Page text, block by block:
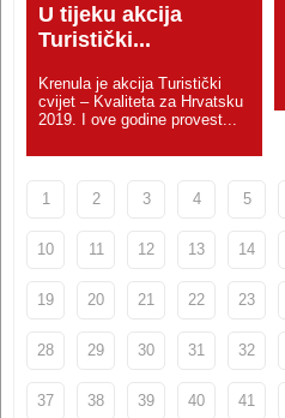
U tijeku akcija
Turistički...
Krenula je akcija Turistički
cvijet – Kvaliteta za Hrvatsku
2019. I ove godine provest...
1 2 3 4 5
10 11 12 13 14
19 20 21 22 23
28 29 30 31 32
37 38 39 40 41